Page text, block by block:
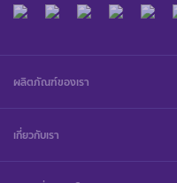
ผลิตภัณฑ์ของเรา
เกี่ยวกับเรา